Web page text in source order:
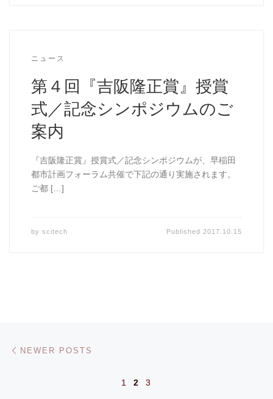
ニュース
第４回『吉阪隆正賞』授賞
式／記念シンポジウムのご
案内
『吉阪隆正賞』授賞式／記念シンポジウムが、早稲田
都市計画フォーラム共催で下記の通り実施されます。
ご都 […]
by scitech Published 2017.10.15
Posts navigation
NEWER POSTS
1 2 3